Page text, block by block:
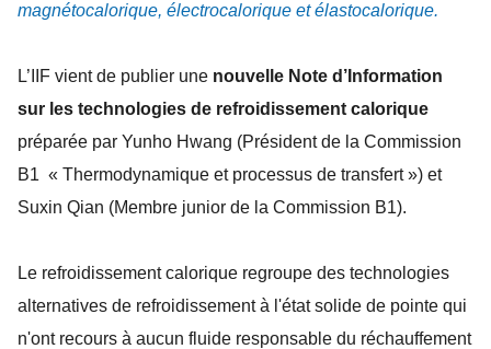
magnétocalorique, électrocalorique et élastocalorique.
L’IIF vient de publier une nouvelle Note d’Information
sur les technologies de refroidissement calorique
préparée par Yunho Hwang (Président de la Commission
B1 « Thermodynamique et processus de transfert ») et
Suxin Qian (Membre junior de la Commission B1).
Le refroidissement calorique regroupe des technologies
alternatives de refroidissement à l'état solide de pointe qui
n'ont recours à aucun fluide responsable du réchauffement